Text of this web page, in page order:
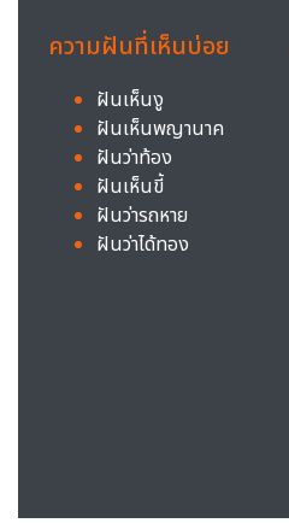
ความฝันที่เห็นบ่อย
ฝันเห็นงู
ฝันเห็นพญานาค
ฝันว่าท้อง
ฝันเห็นขี้
ฝันว่ารถหาย
ฝันว่าได้ทอง